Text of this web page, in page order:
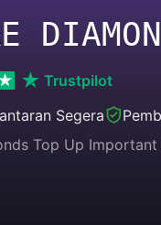
Trustpilot
Segera
Top Up